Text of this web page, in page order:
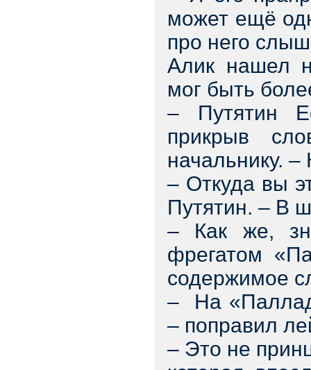
может ещё
про него
Алик нашел
мог быть
– Путятин
прикрыв
начальнику.
– Откуда вы
Путятин. – В
– Как же,
фрегатом
содержимое
– На
– поправил
– Это не